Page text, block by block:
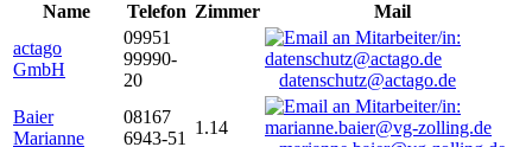
Name
Telefon Zimmer
Mail
actago
GmbH
09951
99990-
20
datenschutz@actago.de
Baier
Marianne
08167
6943-51
1.14